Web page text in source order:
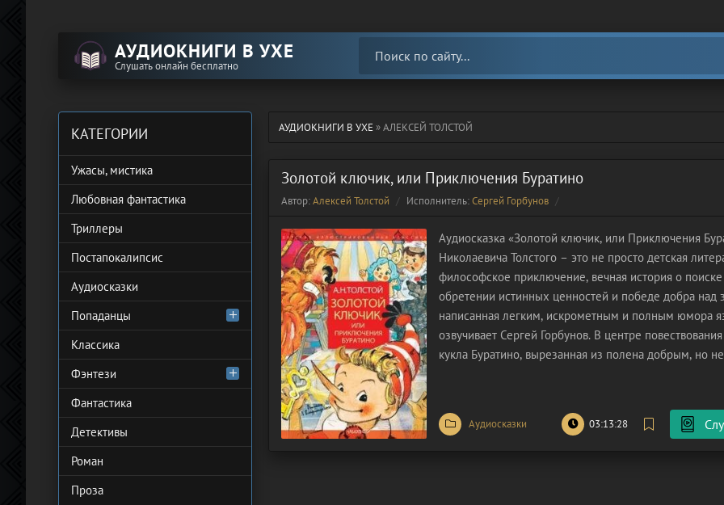
АУДИОКНИГИ В УХЕ
Слушать онлайн бесплатно
АУДИОКНИГИ В УХЕ» АЛЕКСЕЙ ТОЛСТОЙ
Золотой ключик, или Приключения Буратино
Автор:Алексей Толстой Исполнитель:Сергей Горбунов
Аудиосказка «Золотой ключик, или Приключения
Николаевича Толстого – это не просто детская
философское приключение, вечная история о поиске
обретении истинных ценностей и победе добра над
написанная легким, искрометным и полным юмора
озвучивает Сергей Горбунов. В центре
кукла Буратино, вырезанная из полена добрым, но
Аудиосказки 03:13:28
КАТЕГОРИИ
Ужасы, мистика
Любовная фантастика
Триллеры
Постапокалипсис
Аудиосказки
Попаданцы
Классика
Фэнтези
Фантастика
Детективы
Роман
Проза